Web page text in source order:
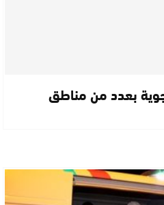
جوية بعدد من مناطق